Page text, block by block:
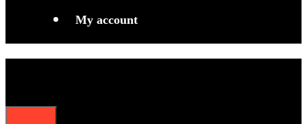
My account